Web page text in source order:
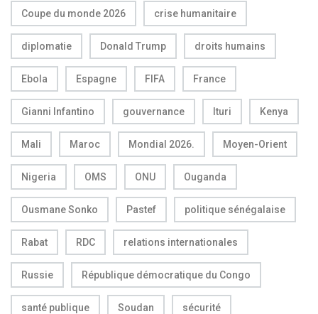
Coupe du monde 2026 crise humanitaire
diplomatie Donald Trump droits humains
Ebola Espagne FIFA France
Gianni Infantino gouvernance Ituri Kenya
Mali Maroc Mondial 2026. Moyen-Orient
Nigeria OMS ONU Ouganda
Ousmane Sonko Pastef politique sénégalaise
Rabat RDC relations internationales
Russie République démocratique du Congo
santé publique Soudan sécurité